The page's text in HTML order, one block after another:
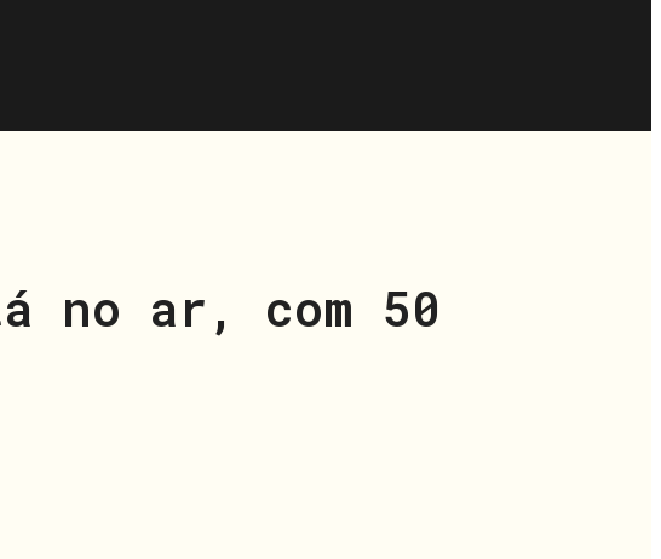
no ar, com 50